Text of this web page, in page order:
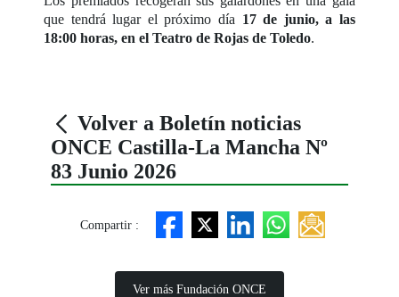
que tendrá lugar el próximo día 17 de junio, a las
18:00 horas, en el Teatro de Rojas de Toledo.
Volver a Boletín noticias
ONCE Castilla-La Mancha Nº
83 Junio 2026
Compartir :
Ver más Fundación ONCE